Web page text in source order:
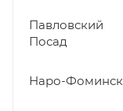
Павловский
Посад
Наро-Фоминск